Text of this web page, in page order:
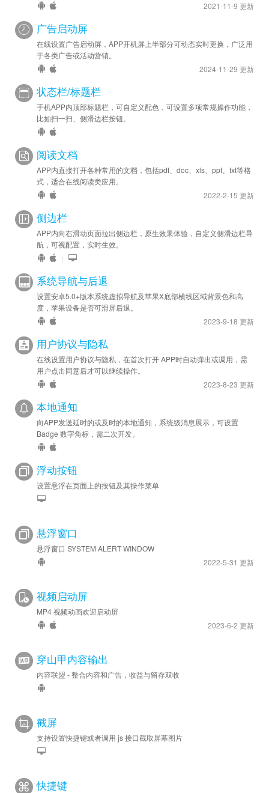
2021-11-9 更新
广告启动屏
在线设置广告启动屏，APP开机屏上半部分可动态实时更换，广泛用
于各类广告或活动营销。
2024-11-29 更新
状态栏/标题栏
手机APP内顶部标题栏，可自定义配色，可设置多项常规操作功能，
比如扫一扫、侧滑边栏按钮。
阅读文档
APP内直接打开各种常用的文档，包括pdf、doc、xls、ppt、txt等格
式，适合在线阅读类应用。
2022-2-15 更新
侧边栏
APP内向右滑动页面拉出侧边栏，原生效果体验，自定义侧滑边栏导
航，可视配置，实时生效。
|
系统导航与后退
设置安卓5.0+版本系统虚拟导航及苹果X底部横线区域背景色和高
度，苹果设备是否可滑屏后退。
2023-9-18 更新
用户协议与隐私
在线设置用户协议与隐私，在首次打开 APP时自动弹出或调用，需
用户点击同意后才可以继续操作。
2023-8-23 更新
本地通知
向APP发送延时的或及时的本地通知，系统级消息展示，可设置
Badge 数字角标，需二次开发。
浮动按钮
设置悬浮在页面上的按钮及其操作菜单
悬浮窗口
悬浮窗口 SYSTEM ALERT WINDOW
2022-5-31 更新
视频启动屏
MP4 视频动画欢迎启动屏
2023-6-2 更新
穿山甲内容输出
内容联盟 - 整合内容和广告，收益与留存双收
截屏
支持设置快捷键或者调用 js 接口截取屏幕图片
快捷键